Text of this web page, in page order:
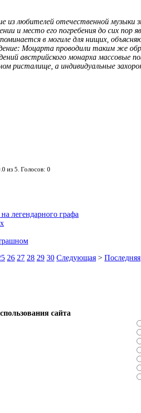
из любителей отечественной музыки
и место его погребения до сих пор
в могиле для нищих,
Моцарта проводили таким же
австрийского монарха массовые
ристалище, а индивидуальные
из 5. Голосов: 0
легендарного графа
26 27 28 29 30 Следующая > Последняя
сайта